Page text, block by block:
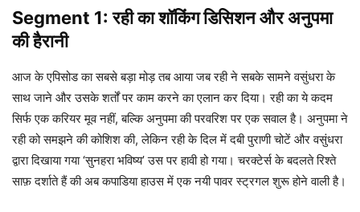
Segment 1: रही का शॉकिंग डिसिशन और अनुपमा
की हैरानी
आज के एपिसोड का सबसे बड़ा मोड़ तब आया जब रही ने सबके सामने वसुंधरा के
साथ जाने और उसके शर्तों पर काम करने का एलान कर दिया। रही का ये कदम
सिर्फ एक करियर मूव नहीं, बल्कि अनुपमा की परवरिश पर एक सवाल है। अनुपमा ने
रही को समझने की कोशिश की, लेकिन रही के दिल में दबी पुराणी चोटें और वसुंधरा
द्वारा दिखाया गया ‘सुनहरा भविष्य’ उस पर हावी हो गया। चरक्टेर्स के बदलते रिश्ते
साफ़ दर्शाते हैं की अब कपाडिया हाउस में एक नयी पावर स्ट्रगल शुरू होने वाली है।